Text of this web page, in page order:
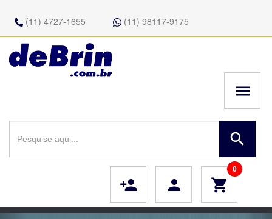
(11) 4727-1655 (11) 98117-9175
menu
search
shopping_cart
0
person
person_add